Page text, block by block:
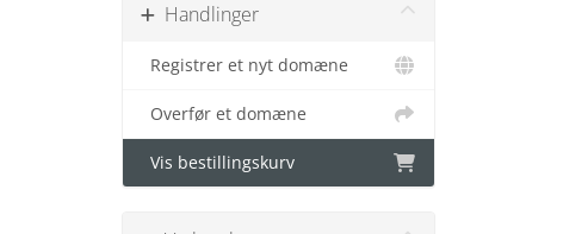
Handlinger
Registrer et nyt domæne
Overfør et domæne
Vis bestillingskurv